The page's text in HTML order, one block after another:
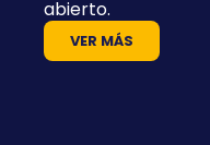
abierto.
VER MÁS